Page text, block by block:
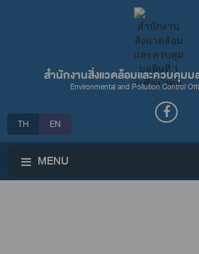
สำนักงานสิ่งแวดล้อมและควบคุมม
Environmental and Pollution Control
TH EN
MENU